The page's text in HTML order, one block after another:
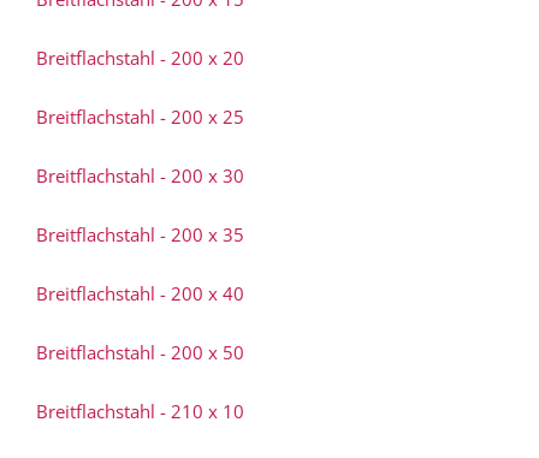
Breitflachstahl - 200 x 20
Breitflachstahl - 200 x 25
Breitflachstahl - 200 x 30
Breitflachstahl - 200 x 35
Breitflachstahl - 200 x 40
Breitflachstahl - 200 x 50
Breitflachstahl - 210 x 10